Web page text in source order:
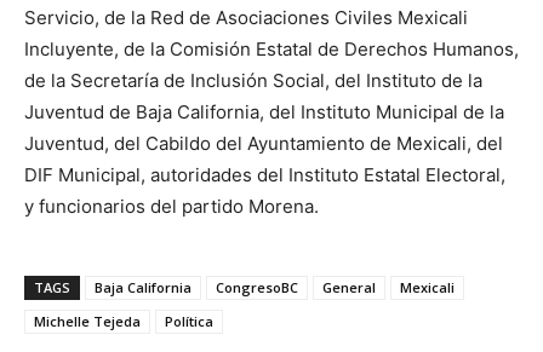
Servicio, de la Red de Asociaciones Civiles Mexicali
Incluyente, de la Comisión Estatal de Derechos Humanos,
de la Secretaría de Inclusión Social, del Instituto de la
Juventud de Baja California, del Instituto Municipal de la
Juventud, del Cabildo del Ayuntamiento de Mexicali, del
DIF Municipal, autoridades del Instituto Estatal Electoral,
y funcionarios del partido Morena.
TAGS Baja California CongresoBC General
Mexicali
Michelle Tejeda
Política